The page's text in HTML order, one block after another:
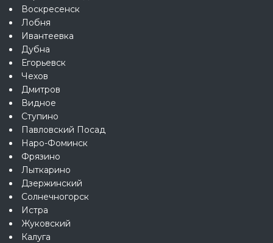
Воскресенск
Лобня
Ивантеевка
Дубна
Егорьевск
Чехов
Дмитров
Видное
Ступино
Павловский Посад
Наро-Фоминск
Фрязино
Лыткарино
Дзержинский
Солнечногорск
Истра
Жуковский
Калуга